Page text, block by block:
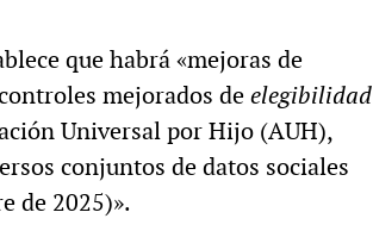
que habrá «mejoras de
mejorados deelegibilidad
Universal por Hijo (AUH),
conjuntos de datos sociales
de 2025)».